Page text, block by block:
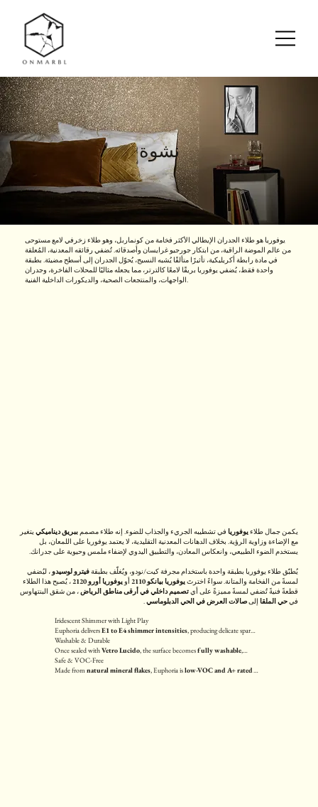
نشوة
يكمن جمال طلاءيوفوريا في تشطيبه الجريء والجذاب للضوء. إنه طلاء مصمم ببريق ديناميكييتغير
مع الإضاءة وزاوية الرؤية. بخلاف الدهانات المعدنية التقليدية، لا يعتمد يوفوريا على اللمعان، بل
يستخدم الضوء الطبيعي، وانعكاس المعادن، والتطبيق اليدوي لإضفاء ملمس وحيوية على جدرانك.
يُطبّق طلاء يوفوريا بطبقة واحدة باستخدام مجرفة كيت/نودو، ويُغلّف بطبقةفيترو لوسيدو، ليُضفي
لمسةً من الفخامة والمتانة. سواءً اخترتَيوفوريا بيانكو 2110 أويوفوريا أورو 2120
، يُصبح هذا الطلاء
قطعةً فنيةً تُضفي لمسةً مميزةً على أيتصميم داخلي في أرقى مناطق الرياض، من شقق البنتهاوس
فيحي الملقا إلىصالات العرض في الحي الدبلوماسي.
Iridescent Shimmer with Light Play
Euphoria deliversE1 to E4 shimmer intensities, producing delicate sparkles
or high-impact brilliance—like sequins on silk.
Washable & Durable
Once sealed withVetro Lucido, the surface becomesfully washable,
resisting fingerprints, light dirt, and daily wear.
Safe & VOC-Free
Made fromnatural mineral flakes, Euphoria islow-VOC and A+ ratedfor
يوفوريا هو طلاء الجدران الإيطالي الأكثر فخامة من كونماربل، وهو طلاء زخرفي لامع مستوحى
من عالم الموضة الراقية، من ابتكار جورجيو غرايسان وأصدقائه. تُضفي رقائقه المعدنية، المُعلقة
في مادة رابطة أكريليكية، تأثيرًا متألقًا يُشبه النسيج، يُحوّل الجدران إلى أسطح مضيئة. بطبقة
واحدة فقط، يُضفي يوفوريا بريقًا لامعًا كالترتر، مما يجعله مثاليًا للمحلات الفاخرة، وجدران
الواجهات، والمنتجعات الصحية، والديكورات الداخلية الفنية.